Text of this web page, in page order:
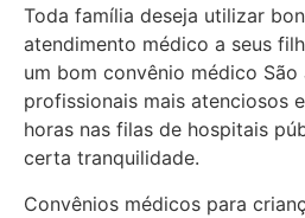
Toda família deseja utilizar
atendimento médico a seus
um bom convênio médico
profissionais mais atenciosos
horas nas filas de hospitais
certa tranquilidade.
Convênios médicos para